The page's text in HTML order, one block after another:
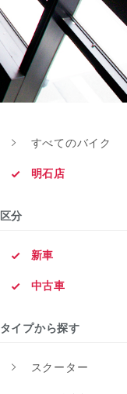
すべてのバイク
明石店
区分
新車
中古車
タイプから探す
スクーター